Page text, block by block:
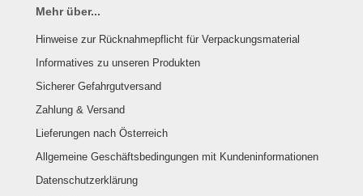
Mehr über...
Hinweise zur Rücknahmepflicht für Verpackungsmaterial
Informatives zu unseren Produkten
Sicherer Gefahrgutversand
Zahlung & Versand
Lieferungen nach Österreich
Allgemeine Geschäftsbedingungen mit Kundeninformationen
Datenschutzerklärung